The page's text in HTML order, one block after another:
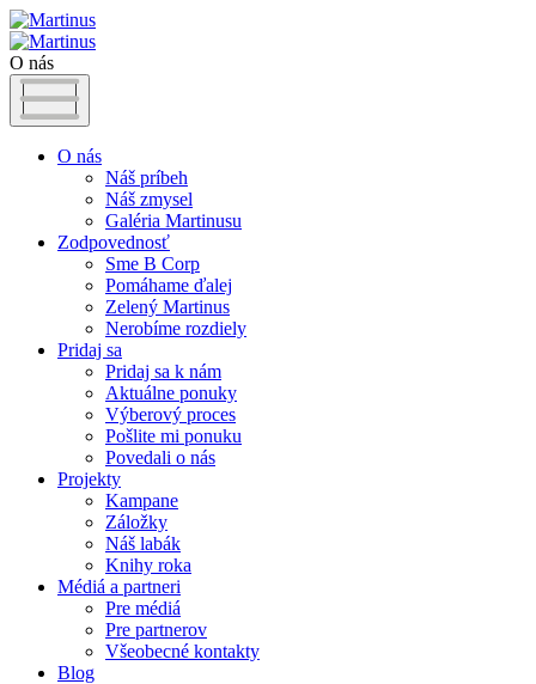
O nás
O nás
Náš príbeh
Náš zmysel
Galéria Martinusu
Zodpovednosť
Sme B Corp
Pomáhame ďalej
Zelený Martinus
Nerobíme rozdiely
Pridaj sa
Pridaj sa k nám
Aktuálne ponuky
Výberový proces
Pošlite mi ponuku
Povedali o nás
Projekty
Kampane
Záložky
Náš labák
Knihy roka
Médiá a partneri
Pre médiá
Pre partnerov
Všeobecné kontakty
Blog